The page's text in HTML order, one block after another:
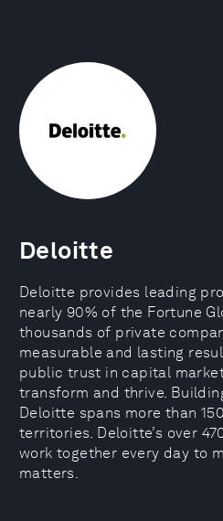
Deloitte
Deloitte provides leading
nearly 90% of the Fortune
thousands of private
measurable and lasting
public trust in capital
transform and thrive.
Deloitte spans more than
territories. Deloitte’s over
work together every day to
matters.